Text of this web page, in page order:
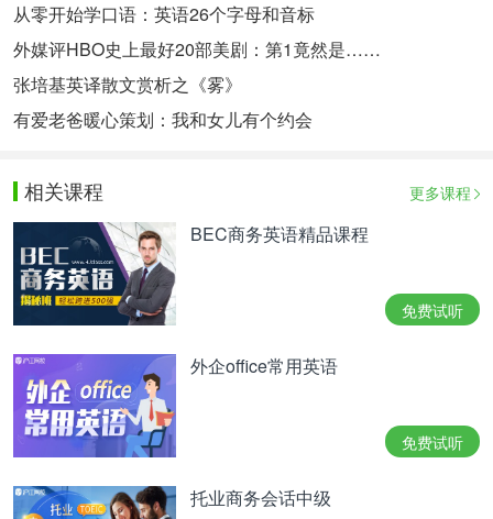
从零开始学口语：英语26个字母和音标
外媒评HBO史上最好20部美剧：第1竟然是……
张培基英译散文赏析之《雾》
有爱老爸暖心策划：我和女儿有个约会
相关课程 更多课程
BEC商务英语精品课程
免费试听
外企office常用英语
免费试听
托业商务会话中级